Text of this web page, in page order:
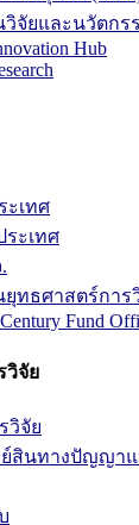
วิจัยและนวัตกร
Hub
ะเทศ
ระเทศ
ทธศาสตร์การ
Fund
วิจัย
วิจัย
สินทางปัญญาแ